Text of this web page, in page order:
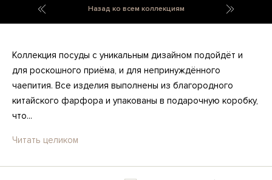
Назад ко всем коллекциям
Коллекция посуды с уникальным дизайном подойдёт и
для роскошного приёма, и для непринуждённого
чаепития. Все изделия выполнены из благородного
китайского фарфора и упакованы в подарочную коробку,
что...
Читать целиком